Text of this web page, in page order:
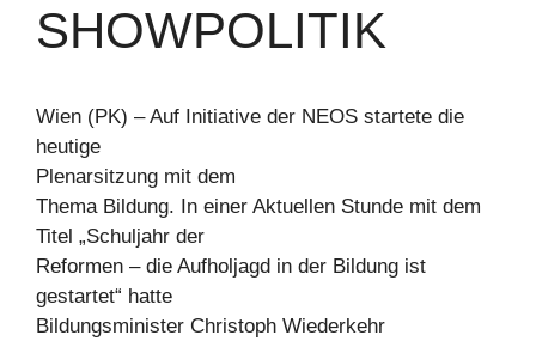
SHOWPOLITIK
Wien (PK) – Auf Initiative der NEOS startete die
heutige
Plenarsitzung mit dem
Thema Bildung. In einer Aktuellen Stunde mit dem
Titel „Schuljahr der
Reformen – die Aufholjagd in der Bildung ist
gestartet“ hatte
Bildungsminister Christoph Wiederkehr